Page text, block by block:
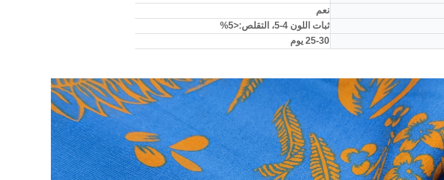
نعم
ثبات اللون 4-5، التقلص:<5%
25-30 يوم